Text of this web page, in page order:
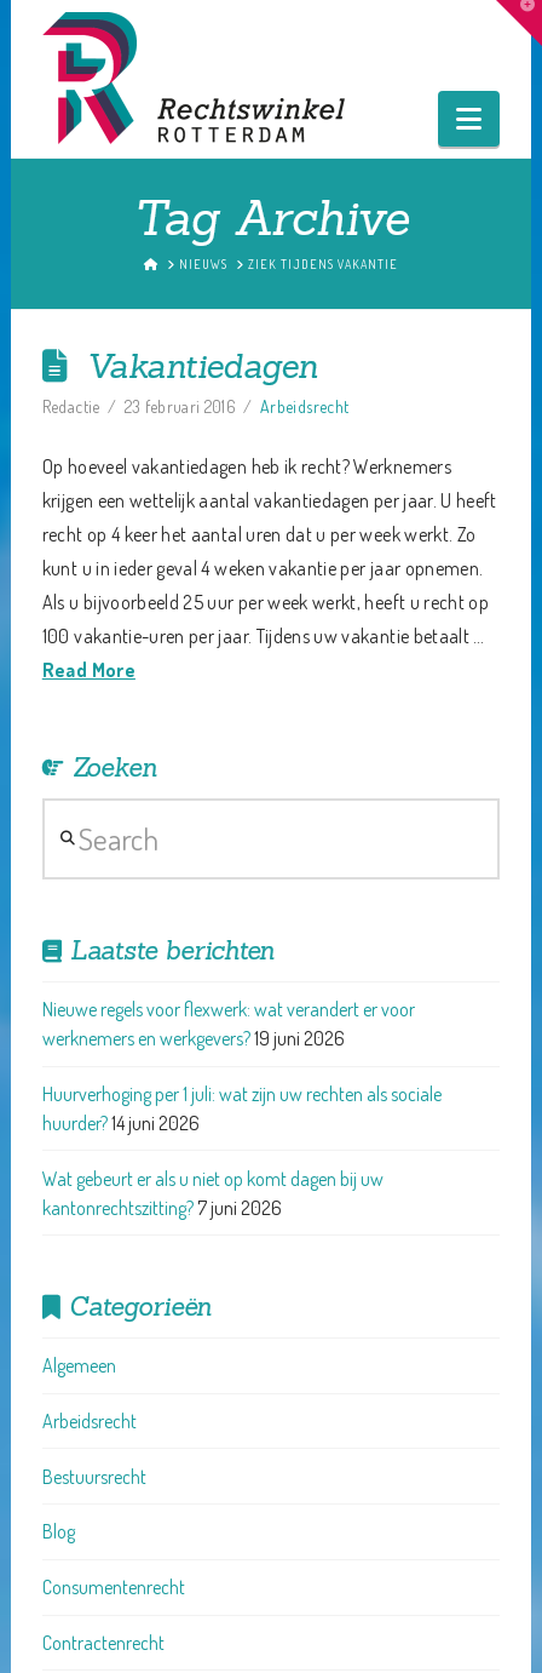
Tag Archive
HOMENIEUWS ZIEK TIJDENS VAKANTIE
Vakantiedagen
Redactie 23 februari 2016 Arbeidsrecht
Op hoeveel vakantiedagen heb ik recht? Werknemers
krijgen een wettelijk aantal vakantiedagen per jaar. U heeft
recht op 4 keer het aantal uren dat u per week werkt. Zo
kunt u in ieder geval 4 weken vakantie per jaar opnemen.
Als u bijvoorbeeld 25 uur per week werkt, heeft u recht op
100 vakantie-uren per jaar. Tijdens uw vakantie betaalt …
Read More
Zoeken
Laatste berichten
Nieuwe regels voor flexwerk: wat verandert er voor
werknemers en werkgevers?19 juni 2026
Huurverhoging per 1 juli: wat zijn uw rechten als sociale
huurder?14 juni 2026
Wat gebeurt er als u niet op komt dagen bij uw
kantonrechtszitting?7 juni 2026
Categorieën
Algemeen
Arbeidsrecht
Bestuursrecht
Blog
Consumentenrecht
Contractenrecht